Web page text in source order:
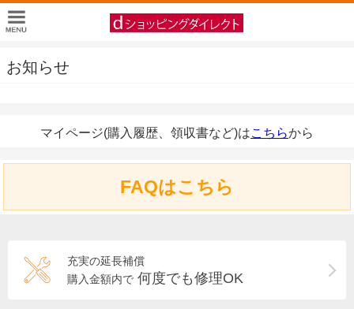
お知らせ
マイページ(購入履歴、領収書など)はこちらから
FAQはこちら
充実の延長補償
購入金額内で 何度でも修理OK